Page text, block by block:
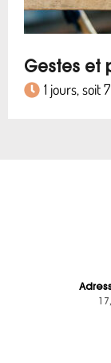
Gestes et
1 jours, soit